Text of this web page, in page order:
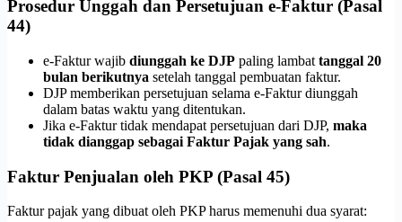
Prosedur Unggah dan Persetujuan e-Faktur (Pasal
44)
e-Faktur wajib diunggah ke DJP paling lambat tanggal 20
bulan berikutnya setelah tanggal pembuatan faktur.
DJP memberikan persetujuan selama e-Faktur diunggah
dalam batas waktu yang ditentukan.
Jika e-Faktur tidak mendapat persetujuan dari DJP, maka
tidak dianggap sebagai Faktur Pajak yang sah.
Faktur Penjualan oleh PKP (Pasal 45)
Faktur pajak yang dibuat oleh PKP harus memenuhi dua syarat: